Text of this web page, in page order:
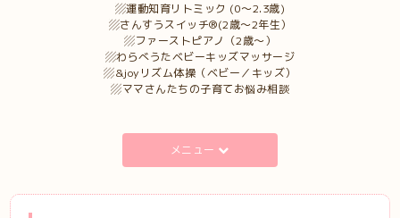
▨運動知育リトミック (0〜2.3歳)
▨さんすうスイッチ®︎(2歳〜2年生）
▨ファーストピアノ（2歳〜）
▨わらべうたベビーキッズマッサージ
▨&joyリズム体操（ベビー／キッズ）
▨ママさんたちの子育てお悩み相談
メニュー